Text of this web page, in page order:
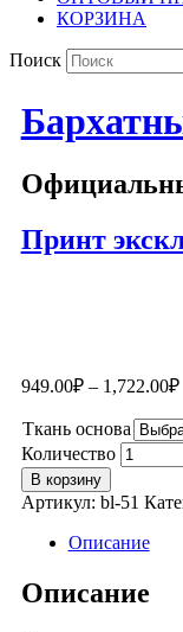
КОРЗИНА
Поиск
Принт
949.00₽– 1,722.00₽
Ткань основа
Количество
В корзину
Артикул: bl-51
Описание
Описание